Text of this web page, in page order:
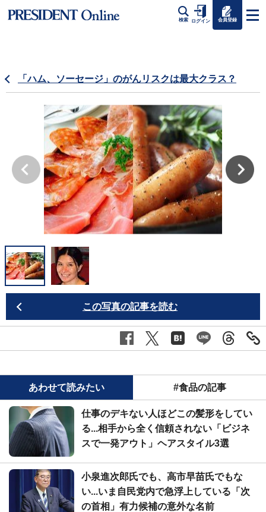
検索 ログイン 会員登録
「ハム、ソーセージ」のがんリスクは最大クラス？
この写真の記事を読む
あわせて読みたい #食品の記事
仕事のデキない人ほどこの髪形をしてい
る...相手から全く信頼されない「ビジネ
スで一発アウト」ヘアスタイル3選
小泉進次郎氏でも、高市早苗氏でもな
い...いま自民党内で急浮上している「次
の首相」有力候補の意外な名前